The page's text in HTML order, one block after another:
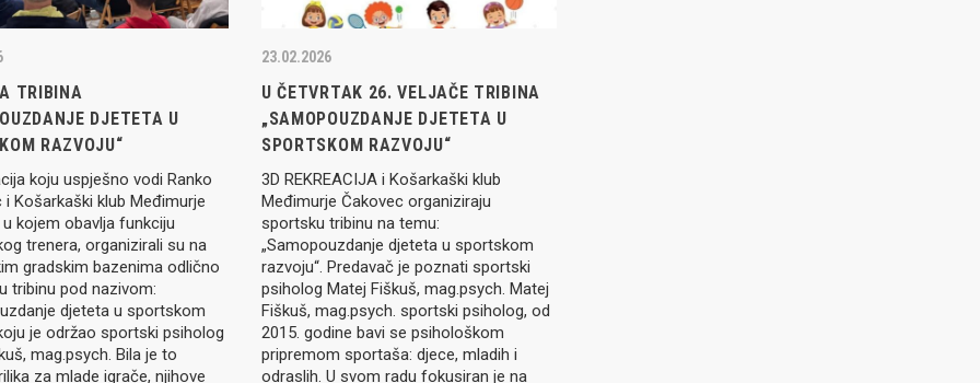
TRIBINA
DJETETA U
RAZVOJU“
koju uspješno vodi Ranko
i Košarkaški klub Međimurje
kojem obavlja funkciju
trenera, organizirali su na
gradskim bazenima odlično
tribinu pod nazivom:
djeteta u sportskom
je održao sportski psiholog
mag.psych. Bila je to
za mlade igrače, njihove
23.02.2026
U ČETVRTAK 26. VELJAČE TRIBINA
„SAMOPOUZDANJE DJETETA U
SPORTSKOM RAZVOJU“
3D REKREACIJA i Košarkaški klub
Međimurje Čakovec organiziraju
sportsku tribinu na temu:
„Samopouzdanje djeteta u sportskom
razvoju“. Predavač je poznati sportski
psiholog Matej Fiškuš, mag.psych. Matej
Fiškuš, mag.psych. sportski psiholog, od
2015. godine bavi se psihološkom
pripremom sportaša: djece, mladih i
odraslih. U svom radu fokusiran je na
Đakovu, seniorska ekipa
Krbulju
trener seniorske
trenerski stožer
u revijalnoj utakmici
NCAA ekipu OBU
Pretkadeti U15
Dječaci U13
Dječaci U12
Dječaci U11